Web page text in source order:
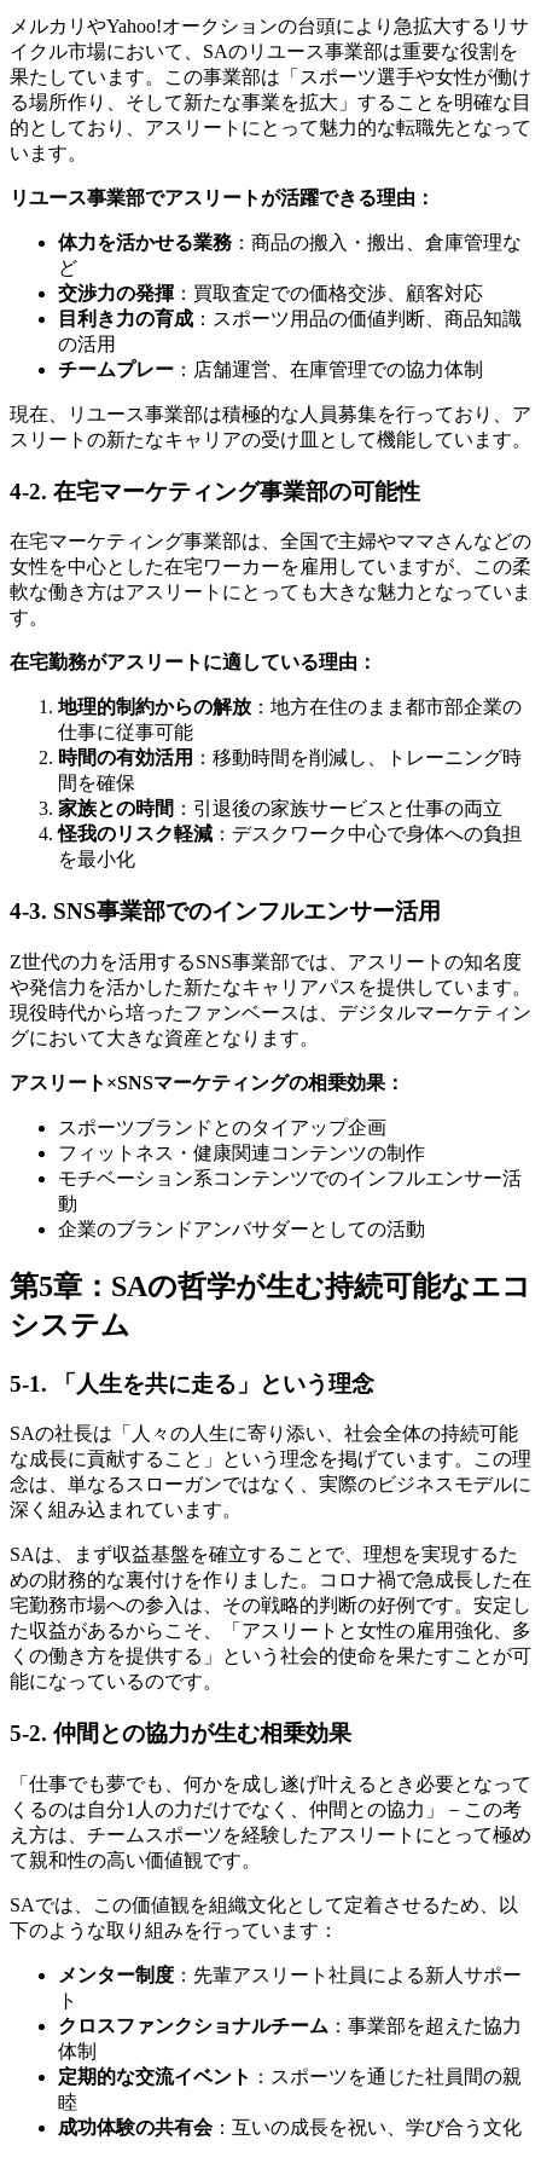
メルカリやYahoo!オークションの台頭により急拡大するリサ
イクル市場において、SAのリユース事業部は重要な役割を
果たしています。この事業部は「スポーツ選手や女性が働け
る場所作り、そして新たな事業を拡大」することを明確な目
的としており、アスリートにとって魅力的な転職先となって
います。
リユース事業部でアスリートが活躍できる理由：
体力を活かせる業務 ：商品の搬入・搬出、倉庫管理な
ど
交渉力の発揮 ：買取査定での価格交渉、顧客対応
目利き力の育成 ：スポーツ用品の価値判断、商品知識
の活用
チームプレー ：店舗運営、在庫管理での協力体制
現在、リユース事業部は積極的な人員募集を行っており、ア
スリートの新たなキャリアの受け皿として機能しています。
4-2. 在宅マーケティング事業部の可能性
在宅マーケティング事業部は、全国で主婦やママさんなどの
女性を中心とした在宅ワーカーを雇用していますが、この柔
軟な働き方はアスリートにとっても大きな魅力となっていま
す。
在宅勤務がアスリートに適している理由：
地理的制約からの解放 ：地方在住のまま都市部企業の
仕事に従事可能
時間の有効活用 ：移動時間を削減し、トレーニング時
間を確保
家族との時間 ：引退後の家族サービスと仕事の両立
怪我のリスク軽減 ：デスクワーク中心で身体への負担
を最小化
4-3. SNS事業部でのインフルエンサー活用
Z世代の力を活用するSNS事業部では、アスリートの知名度
や発信力を活かした新たなキャリアパスを提供しています。
現役時代から培ったファンベースは、デジタルマーケティン
グにおいて大きな資産となります。
アスリート×SNSマーケティングの相乗効果：
スポーツブランドとのタイアップ企画
フィットネス・健康関連コンテンツの制作
モチベーション系コンテンツでのインフルエンサー活
動
企業のブランドアンバサダーとしての活動
第5章：SAの哲学が生む持続可能なエコ
システム
5-1. 「人生を共に走る」という理念
SAの社長は「人々の人生に寄り添い、社会全体の持続可能
な成長に貢献すること」という理念を掲げています。この理
念は、単なるスローガンではなく、実際のビジネスモデルに
深く組み込まれています。
SAは、まず収益基盤を確立することで、理想を実現するた
めの財務的な裏付けを作りました。コロナ禍で急成長した在
宅勤務市場への参入は、その戦略的判断の好例です。安定し
た収益があるからこそ、「アスリートと女性の雇用強化、多
くの働き方を提供する」という社会的使命を果たすことが可
能になっているのです。
5-2. 仲間との協力が生む相乗効果
「仕事でも夢でも、何かを成し遂げ叶えるとき必要となって
くるのは自分1人の力だけでなく、仲間との協力」－この考
え方は、チームスポーツを経験したアスリートにとって極め
て親和性の高い価値観です。
SAでは、この価値観を組織文化として定着させるため、以
下のような取り組みを行っています：
メンター制度 ：先輩アスリート社員による新人サポー
ト
クロスファンクショナルチーム ：事業部を超えた協力
体制
定期的な交流イベント ：スポーツを通じた社員間の親
睦
成功体験の共有会：互いの成長を祝い、学び合う文化